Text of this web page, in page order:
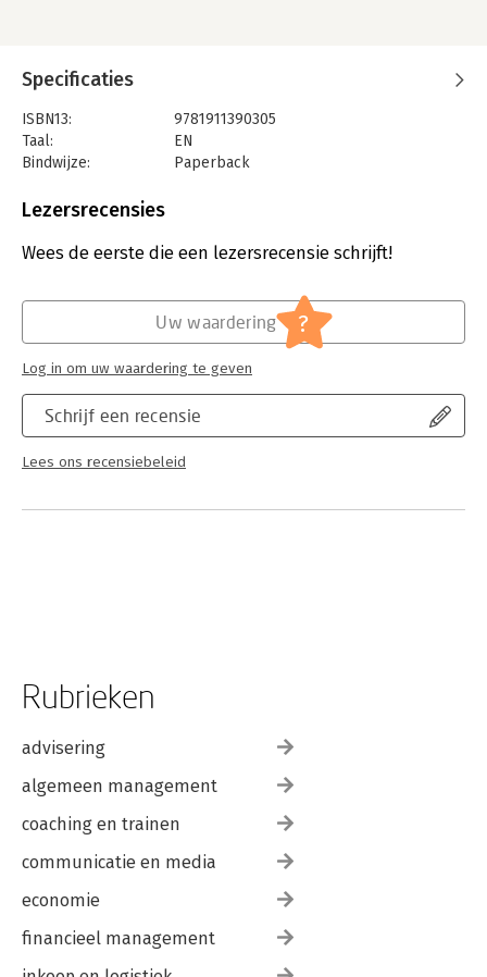
Specificaties
ISBN13:
9781911390305
Taal:
EN
Bindwijze:
Paperback
Uitgever:
Lezersrecensies
Wees de eerste die een lezersrecensie schrijft!
Schrijf een recensie
Lees ons recensiebeleid
Uw waardering ?
Log in om uw waardering te geven
Rubrieken
advisering
algemeen management
coaching en trainen
communicatie en media
economie
financieel management